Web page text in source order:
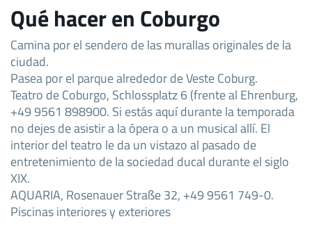
Qué hacer en Coburgo
Camina por el sendero de las murallas originales de la
ciudad.
Pasea por el parque alrededor de Veste Coburg.
Teatro de Coburgo, Schlossplatz 6 (frente al Ehrenburg,
+49 9561 898900. Si estás aquí durante la temporada
no dejes de asistir a la ópera o a un musical allí. El
interior del teatro le da un vistazo al pasado de
entretenimiento de la sociedad ducal durante el siglo
XIX.
AQUARIA, Rosenauer Straße 32, +49 9561 749-0.
Piscinas interiores y exteriores